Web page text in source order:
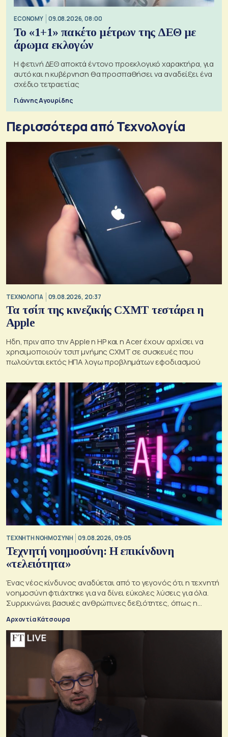
ECONOMY 09.08.2026, 08:00
Το «1+1» πακέτο μέτρων της ΔΕΘ με
άρωμα εκλογών
Η φετινή ΔΕΘ αποκτά έντονο προεκλογικό χαρακτήρα, για
αυτό και η κυβέρνηση θα προσπαθήσει να αναδείξει ένα
σχέδιο τετραετίας
Γιάννης Αγουρίδης
Περισσότερα από Τεχνολογία
ΤΕΧΝΟΛΟΓΙΑ 09.08.2026, 20:37
Τα τσίπ της κινεζικής CXMT τεστάρει η
Apple
Ηδη, πριν απο την Apple η HP και η Acer έχουν αρχίσει να
χρησιμοποιούν τσιπ μνήμης CXMT σε συσκευές που
πωλούνται εκτός ΗΠΑ λογω προβλημάτων εφοδιασμού
TΕΧΝΗΤΗ ΝΟΗΜΟΣΥΝΗ 09.08.2026, 09:05
Τεχνητή νοημοσύνη: Η επικίνδυνη
«τελειότητα»
Ένας νέος κίνδυνος αναδύεται από το γεγονός ότι η τεχνητή
νοημοσύνη φτιάχτηκε για να δίνει εύκολες λύσεις για όλα.
Συρρικνώνει βασικές ανθρώπινες δεξιότητες, όπως η
ενσυναίσθηση και η κοινωνική επαφή
Αρχοντία Κάτσουρα